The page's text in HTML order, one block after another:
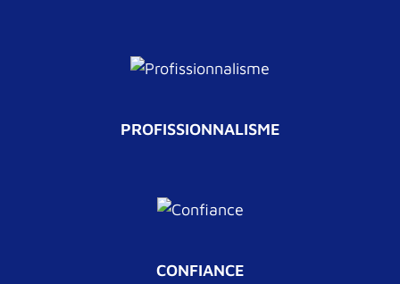
PROFISSIONNALISME
CONFIANCE